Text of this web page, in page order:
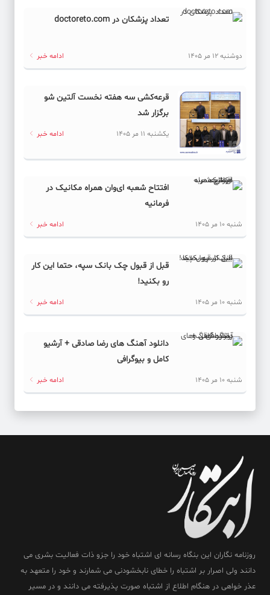
تعداد پزشکان در doctoreto.com
دوشنبه 12 مر 1405 ادامه خبر
قرعه‌کشی سه هفته نخست آلتین شو
برگزار شد
یکشنبه 11 مر 1405 ادامه خبر
افتتاح شعبه ای‌وان همراه مکانیک در
فرمانیه
شنبه 10 مر 1405 ادامه خبر
قبل از قبول چک بانک سپه، حتما این کار
رو بکنید!
شنبه 10 مر 1405 ادامه خبر
دانلود آهنگ های رضا صادقی + آرشیو
کامل و بیوگرافی
شنبه 10 مر 1405 ادامه خبر
روزنامه نگاران این بنگاه رسانه ای اشتباه خود را جزو ذات فعالیت بشری می
دانند ولی اصرار بر اشتباه را خطای نابخشودنی می شمارند و خود را متعهد به
عذر خواهی در هنگام اطلاع از اشتباه صورت پذیرفته می دانند و در مسیر